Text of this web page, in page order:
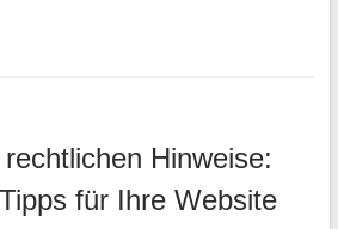
Hinweise:
für Ihre Website